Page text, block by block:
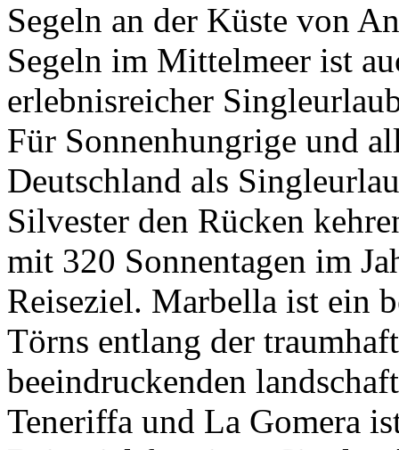
Segeln an der Küste von
Segeln im Mittelmeer ist
erlebnisreicher
Für Sonnenhungrige und
Deutschland als
Silvester den Rücken
mit 320 Sonnentagen im
Reiseziel. Marbella ist ein
Törns entlang der
beeindruckenden
Teneriffa und La Gomera